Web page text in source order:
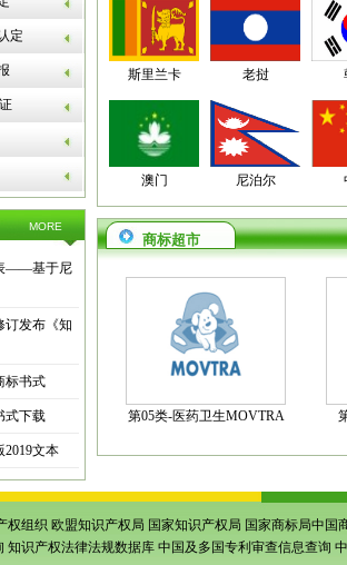
定
MORE
——基于尼
订发布《知
标书式
式下载
2019文本
斯里兰卡 老挝
澳门 尼泊尔
商标超市
第05类-医药卫生MOVTRA
权组织 欧盟知识产权局 国家知识产权局 国家商标局中国
知识产权法律法规数据库 中国及多国专利审查信息查询